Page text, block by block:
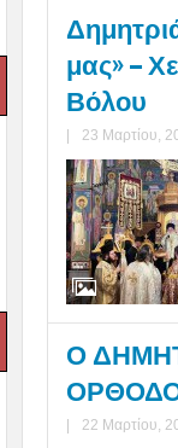
μας» –
Βόλου
23 Μαρτίου,
Ο
22 Μαρτίου,